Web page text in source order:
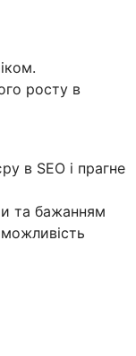
росту в
в SEO і прагне
та бажанням